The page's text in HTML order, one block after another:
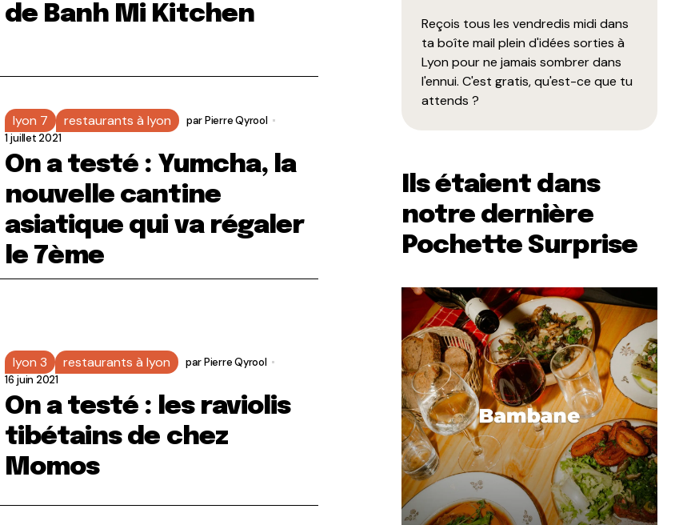
de Banh Mi Kitchen
lyon 7 restaurants à lyon parPierre Qyrool
1 juillet 2021
On a testé : Yumcha, la
nouvelle cantine
asiatique qui va régaler
le 7ème
lyon 3 restaurants à lyon parPierre Qyrool
16 juin 2021
On a testé : les raviolis
tibétains de chez
Momos
Reçois tous les vendredis midi dans
ta boîte mail plein d'idées sorties à
Lyon pour ne jamais sombrer dans
l'ennui. C'est gratis, qu'est-ce que tu
attends ?
Ils étaient dans
notre dernière
Pochette Surprise